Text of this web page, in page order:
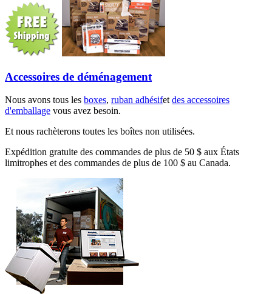
Accessoires de déménagement
Nous avons tous les boxes, ruban adhésifetdes accessoires
d'emballage vous avez besoin.
Et nous rachèterons toutes les boîtes non utilisées.
Expédition gratuite des commandes de plus de 50 $ aux États
limitrophes et des commandes de plus de 100 $ au Canada.